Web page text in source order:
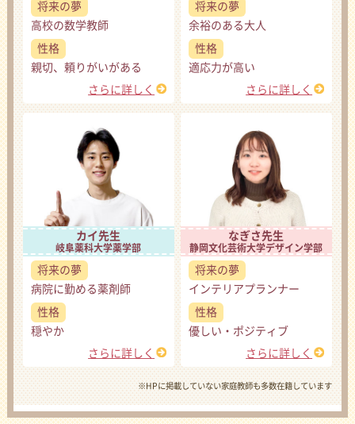
将来の夢
高校の数学教師
性格
親切、頼りがいがある
さらに詳しく
将来の夢
余裕のある大人
性格
適応力が高い
さらに詳しく
カイ先生
岐阜薬科大学薬学部
将来の夢
病院に勤める薬剤師
性格
穏やか
さらに詳しく
なぎさ先生
静岡文化芸術大学デザイン学部
将来の夢
インテリアプランナー
性格
優しい・ポジティブ
さらに詳しく
※HPに掲載していない家庭教師も多数在籍しています